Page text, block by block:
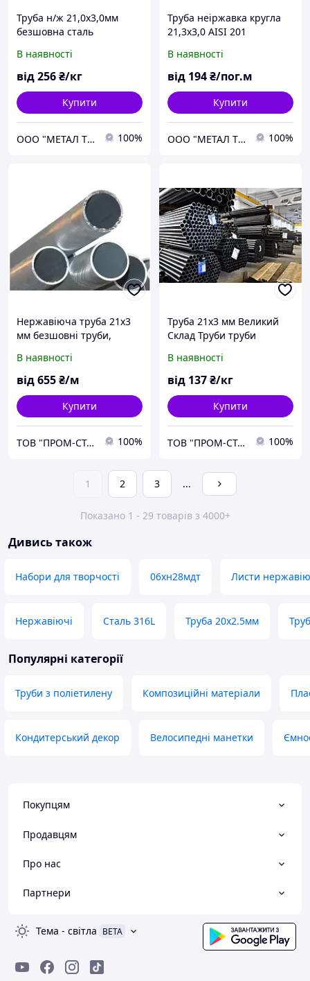
Труба н/ж 21,0х3,0мм
безшовна сталь
В наявності
від256₴/кг
Купити
ООО "МЕТАЛ ТРЕЙД АЛЬЯНС" 100%
Труба неіржавка кругла
21,3х3,0 AISI 201
В наявності
від 194₴/пог.м
Купити
ООО "МЕТАЛ ТРЕЙД АЛЬЯНС" 100%
Нержавіюча труба 21х3
мм безшовні труби,
В наявності
від655₴/м
Купити
ТОВ "ПРОМ-СТАЛЬ" 100%
Труба 21х3 мм Великий
Склад Труби труби
В наявності
від 137₴/кг
Купити
ТОВ "ПРОМ-СТАЛЬ" 100%
1 2 3 ...
Показано 1 - 29 товарів з 4000+
Дивись також
Набори для творчості 06хн28мдт Листи
Нержавіючі Сталь 316L Труба 20х2.5мм
Популярні категорії
Труби з поліетилену Композиційні матеріали
Кондитерський декор Велосипедні манетки
Покупцям
Продавцям
Про нас
Партнери
Тема - світла BETA